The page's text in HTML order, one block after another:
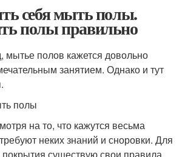
себя мыть полы.
полы правильно
мытье полов кажется довольно
занятием. Однако и тут
полы
на то, что кажутся весьма
неких знаний и сноровки. Для
покрытия существую свои правила